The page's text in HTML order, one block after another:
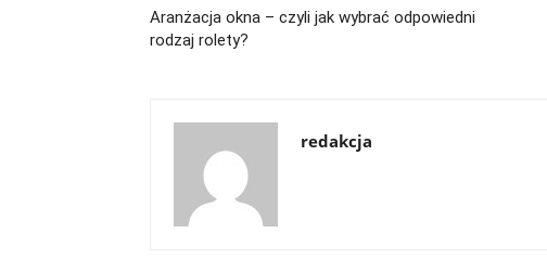
Aranżacja okna – czyli jak wybrać odpowiedni
rodzaj rolety?
redakcja